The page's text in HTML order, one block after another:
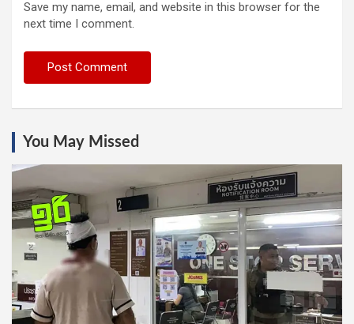
Save my name, email, and website in this browser for the
next time I comment.
You May Missed